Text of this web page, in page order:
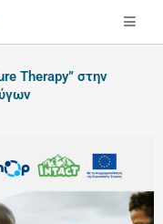
Therapy” στην